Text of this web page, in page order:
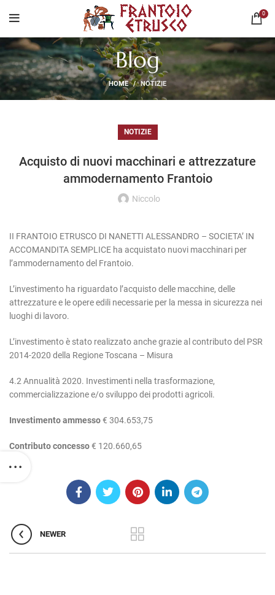
0
Blog
HOME NOTIZIE
NOTIZIE
Acquisto di nuovi macchinari e attrezzature
ammodernamento Frantoio
Niccolo
II FRANTOIO ETRUSCO DI NANETTI ALESSANDRO – SOCIETA’ IN
ACCOMANDITA SEMPLICE ha acquistato nuovi macchinari per
l’ammodernamento del Frantoio.
L’investimento ha riguardato l’acquisto delle macchine, delle
attrezzature e le opere edili necessarie per la messa in sicurezza nei
luoghi di lavoro.
L’investimento è stato realizzato anche grazie al contributo del PSR
2014-2020 della Regione Toscana – Misura
4.2 Annualità 2020. Investimenti nella trasformazione,
commercializzazione e/o sviluppo dei prodotti agricoli.
Investimento ammesso€ 304.653,75
Contributo concesso€ 120.660,65
NEWER